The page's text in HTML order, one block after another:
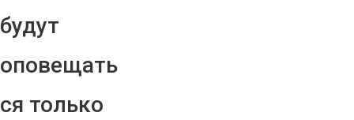
будут
оповещать
ся только